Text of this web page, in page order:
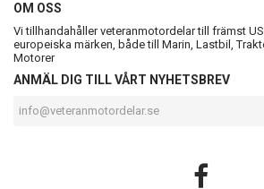
OM OSS
Vi tillhandahåller veteranmotordelar till främst
europeiska märken, både till Marin, Lastbil,
Motorer
ANMÄL DIG TILL VÅRT NYHETSBREV